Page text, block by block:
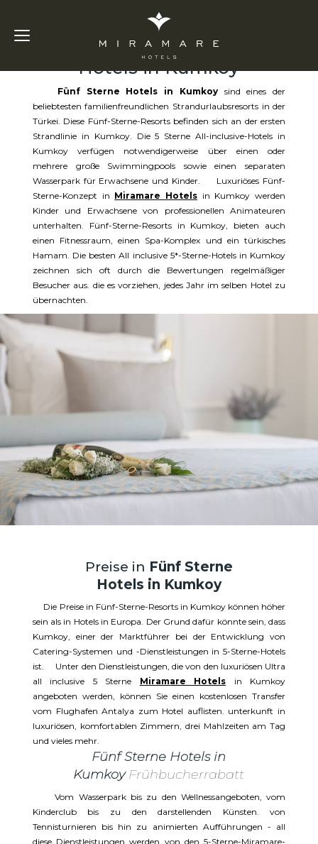
Fünf Sterne
Hotels in Kumkoy
Fünf Sterne Hotels in Kumkoy sind eines der
beliebtesten familienfreundlichen Strandurlaubsresorts in der
Türkei. Diese Fünf-Sterne-Resorts befinden sich an der ersten
Strandlinie in Kumkoy. Die 5 Sterne All-inclusive-Hotels in
Kumkoy verfügen notwendigerweise über einen oder
mehrere große Swimmingpools sowie einen separaten
Wasserpark für Erwachsene und Kinder. Luxuriöses Fünf-
Sterne-Konzept in Miramare Hotels in Kumkoy werden
Kinder und Erwachsene von professionellen Animateuren
unterhalten. Fünf-Sterne-Resorts in Kumkoy, bieten auch
einen Fitnessraum, einen Spa-Komplex und ein türkisches
Hamam. Die besten All inclusive 5*-Sterne-Hotels in Kumkoy
zeichnen sich oft durch die Bewertungen regelmäßiger
Besucher aus. die es vorziehen, jedes Jahr im selben Hotel zu
übernachten.
Preise in Fünf Sterne
Hotels in Kumkoy
Die Preise in Fünf-Sterne-Resorts in Kumkoy können höher
sein als in Hotels in Europa. Der Grund dafür könnte sein, dass
Kumkoy, einer der Marktführer bei der Entwicklung von
Catering-Systemen und -Dienstleistungen in 5-Sterne-Hotels
ist. Unter den Dienstleistungen, die von den luxuriösen Ultra
all inclusive 5 Sterne Miramare Hotels in Kumkoy
angeboten werden, können Sie einen kostenlosen Transfer
vom Flughafen Antalya zum Hotel auflisten. unterkunft in
luxuriösen, komfortablen Zimmern, drei Mahlzeiten am Tag
und vieles mehr.
Fünf Sterne Hotels in
KumkoyFrühbucherrabatt
Vom Wasserpark bis zu den Wellnessangeboten, vom
Kinderclub bis zu den darstellenden Künsten. von
Tennisturnieren bis hin zu animierten Aufführungen - all
diese Dienstleistungen werden von den 5-Sterne-Miramare-